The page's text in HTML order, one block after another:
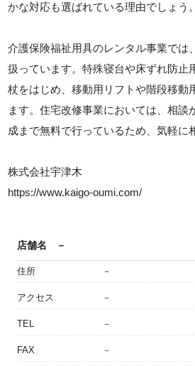
かな対応も選ばれている理由でしょう。
介護保険福祉用具のレンタル事業では
扱っています。特殊寝台や床ずれ防止
杖をはじめ、移動用リフトや階段移動
ます。住宅改修事業においては、相談
成まで無料で行っているため、気軽に
株式会社宇津木
https://www.kaigo-oumi.com/
店舗名 －
住所 －
アクセス －
TEL －
FAX －